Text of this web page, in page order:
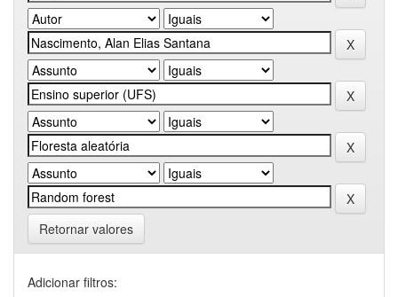
Retornar valores
Adicionar filtros: